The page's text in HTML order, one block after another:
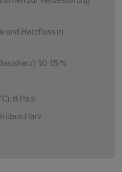
und Harzfluss in
10-15 %
8 Pa.s
Harz